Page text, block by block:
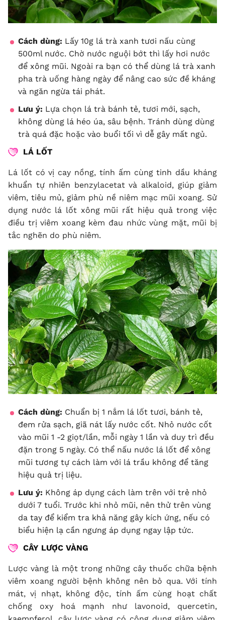
Cách dùng: Lấy 10g lá trà xanh tươi nấu cùng
500ml nước. Chờ nước nguội bớt thì lấy hơi nước
để xông mũi. Ngoài ra bạn có thể dùng lá trà xanh
pha trà uống hàng ngày để nâng cao sức đề kháng
và ngăn ngừa tái phát.
Lưu ý: Lựa chọn lá trà bánh tẻ, tươi mới, sạch,
không dùng lá héo úa, sâu bệnh. Tránh dùng dùng
trà quá đặc hoặc vào buổi tối vì dễ gây mất ngủ.
LÁ LỐT
Lá lốt có vị cay nồng, tính ấm cùng tinh dầu kháng
khuẩn tự nhiên benzylacetat và alkaloid, giúp giảm
viêm, tiêu mủ, giảm phù nề niêm mạc mũi xoang. Sử
dụng nước lá lốt xông mũi rất hiệu quả trong việc
điều trị viêm xoang kèm đau nhức vùng mặt, mũi bị
tắc nghẽn do phù niêm.
Cách dùng: Chuẩn bị 1 nắm lá lốt tươi, bánh tẻ,
đem rửa sạch, giã nát lấy nước cốt. Nhỏ nước cốt
vào mũi 1 -2 giọt/lần, mỗi ngày 1 lần và duy trì đều
đặn trong 5 ngày. Có thể nấu nước lá lốt để xông
mũi tương tự cách làm với lá trầu không để tăng
hiệu quả trị liệu.
Lưu ý: Không áp dụng cách làm trên với trẻ nhỏ
dưới 7 tuổi. Trước khi nhỏ mũi, nên thử trên vùng
da tay để kiểm tra khả năng gây kích ứng, nếu có
biểu hiện lạ cần ngưng áp dụng ngay lập tức.
CÂY LƯỢC VÀNG
Lược vàng là một trong những cây thuốc chữa bệnh
viêm xoang người bệnh không nên bỏ qua. Với tính
mát, vị nhạt, không độc, tính ấm cùng hoạt chất
chống oxy hoá mạnh như lavonoid, quercetin,